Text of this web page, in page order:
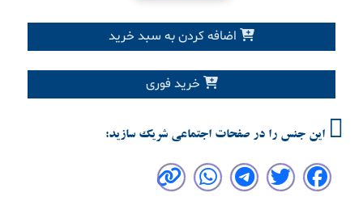
اضافه کردن به سبد خرید
خرید فوری
این جنس را در صفحات اجتماعی شریک سازید: